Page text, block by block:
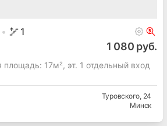
1
1 080 руб.
17м², эт. 1 отдельный вход
Туровского, 24
Минск